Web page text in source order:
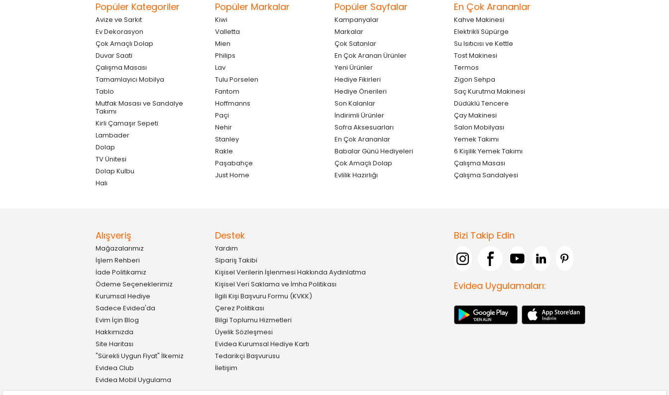
Popüler Kategoriler
Avize ve Sarkıt
Ev Dekorasyon
Çok Amaçlı Dolap
Duvar Saati
Çalışma Masası
Tamamlayıcı Mobilya
Tablo
Mutfak Masası ve Sandalye
Takımı
Kirli Çamaşır Sepeti
Lambader
Dolap
TV Ünitesi
Dolap Kulbu
Halı
Popüler Markalar
Kiwi
Valletta
Mien
Philips
Lav
Tulu Porselen
Fantom
Hoffmanns
Paçi
Nehir
Stanley
Rakle
Paşabahçe
Just Home
Popüler Sayfalar
Kampanyalar
Markalar
Çok Satanlar
En Çok Aranan Ürünler
Yeni Ürünler
Hediye Fikirleri
Hediye Önerileri
Son Kalanlar
İndirimli Ürünler
Sofra Aksesuarları
En Çok Arananlar
Babalar Günü Hediyeleri
Çok Amaçlı Dolap
Evlilik Hazırlığı
En Çok Arananlar
Kahve Makinesi
Elektrikli Süpürge
Su Isıtıcısı ve Kettle
Tost Makinesi
Termos
Zigon Sehpa
Saç Kurutma Makinesi
Düdüklü Tencere
Çay Makinesi
Salon Mobilyası
Yemek Takımı
6 Kişilik Yemek Takımı
Çalışma Masası
Çalışma Sandalyesi
Alışveriş
Mağazalarımız
İşlem Rehberi
İade Politikamız
Ödeme Seçeneklerimiz
Kurumsal Hediye
Sadece Evidea'da
Evim İçin Blog
Hakkımızda
Site Haritası
"Sürekli Uygun Fiyat" İlkemiz
Evidea Club
Evidea Mobil Uygulama
Destek
Yardım
Sipariş Takibi
Kişisel Verilerin İşlenmesi Hakkında Aydınlatma
Kişisel Veri Saklama ve İmha Politikası
İlgili Kişi Başvuru Formu (KVKK)
Çerez Politikası
Bilgi Toplumu Hizmetleri
Üyelik Sözleşmesi
Evidea Kurumsal Hediye Kartı
Tedarikçi Başvurusu
İletişim
Bizi Takip Edin
Evidea Uygulamaları: